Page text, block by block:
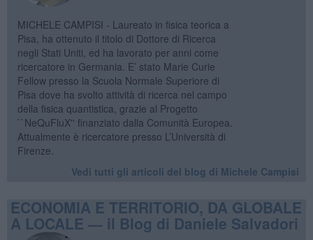
MICHELE CAMPISI - Laureato in fisica teorica a
Pisa, ha ottenuto il titolo di Dottore di Ricerca
negli Stati Uniti, ed ha lavorato per anni come
ricercatore in Germania. E’ stato Marie Curie
Fellow presso la Scuola Normale Superiore di
Pisa dove ha svolto attività di ricerca nel campo
della fisica quantistica, grazie al Progetto
``NeQuFluX'' finanziato dalla Comunità Europea.
Attualmente è ricercatore presso L’Università di
Firenze.
Vedi tutti gli articoli del blog di Michele Campisi
ECONOMIA E TERRITORIO, DA GLOBALE
A LOCALE — il Blog di Daniele Salvadori